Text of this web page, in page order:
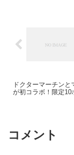
ドクターマーチンと
が初コラボ！限定10
コメント